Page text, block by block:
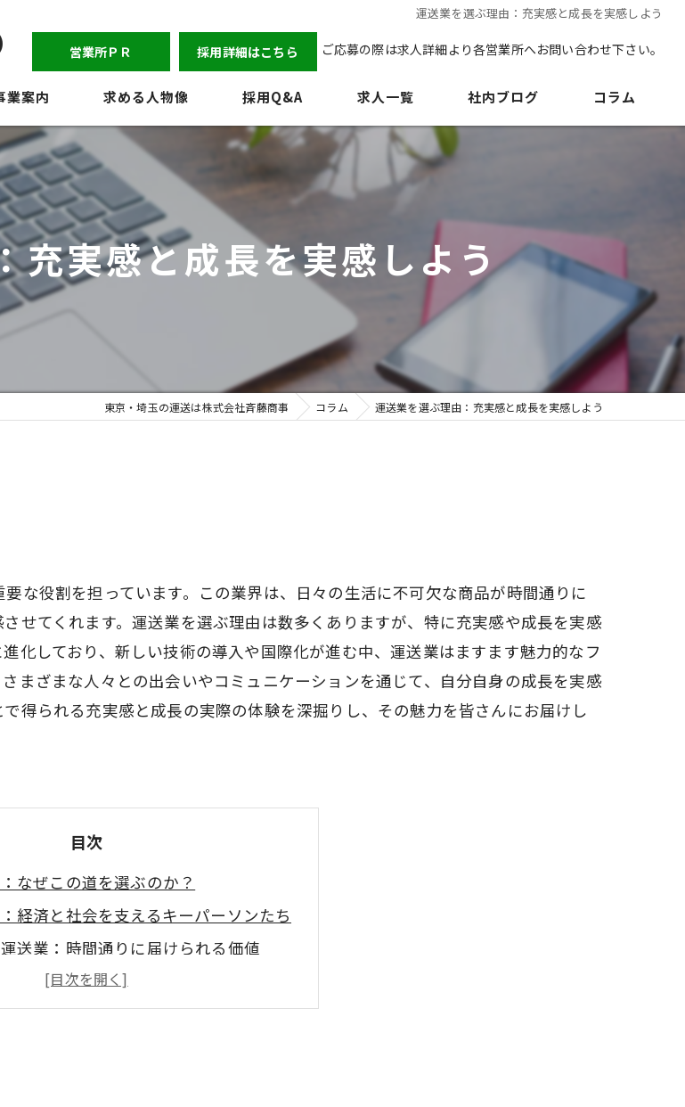
運送業を選ぶ理由：充実感と成長を実感しよう
営業所ＰＲ 採用詳細はこちら ご応募の際は求人詳細より各営業所へお問い合わせ下さい。
業案内 求める人物像 採用Q&A 求人一覧 社内ブログ コラム
充実感と成長を実感しよう
東京・埼玉の運送は株式会社斉藤商事 コラム 運送業を選ぶ理由：充実感と成長を実感しよう
な役割を担っています。この業界は、日々の生活に不可欠な商品が時間通りに
せてくれます。運送業を選ぶ理由は数多くありますが、特に充実感や成長を実感
化しており、新しい技術の導入や国際化が進む中、運送業はますます魅力的なフ
まざまな人々との出会いやコミュニケーションを通じて、自分自身の成長を実感
得られる充実感と成長の実際の体験を深掘りし、その魅力を皆さんにお届けし
目次
なぜこの道を選ぶのか？
経済と社会を支えるキーパーソンたち
送業：時間通りに届けられる価値
化：進化する運送業の未来
運送業での成長体験